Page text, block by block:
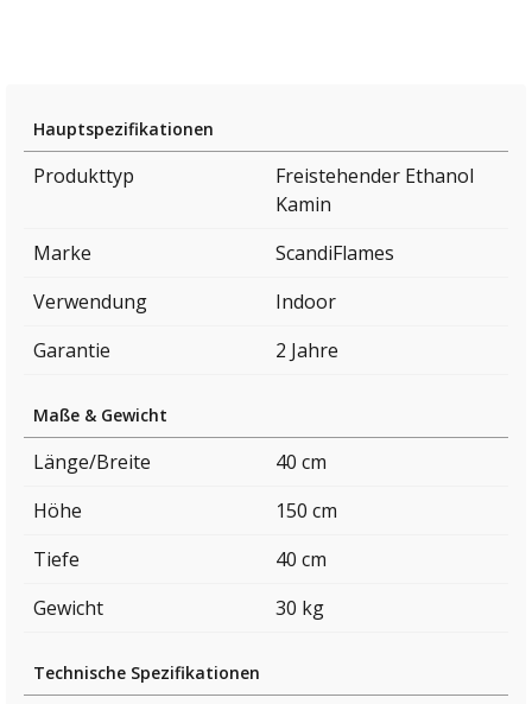
Hauptspezifikationen
Produkttyp
Freistehender Ethanol
Kamin
Marke
ScandiFlames
Verwendung
Indoor
Garantie
2 Jahre
Maße & Gewicht
Länge/Breite
40 cm
Höhe
150 cm
Tiefe
40 cm
Gewicht
30 kg
Technische Spezifikationen